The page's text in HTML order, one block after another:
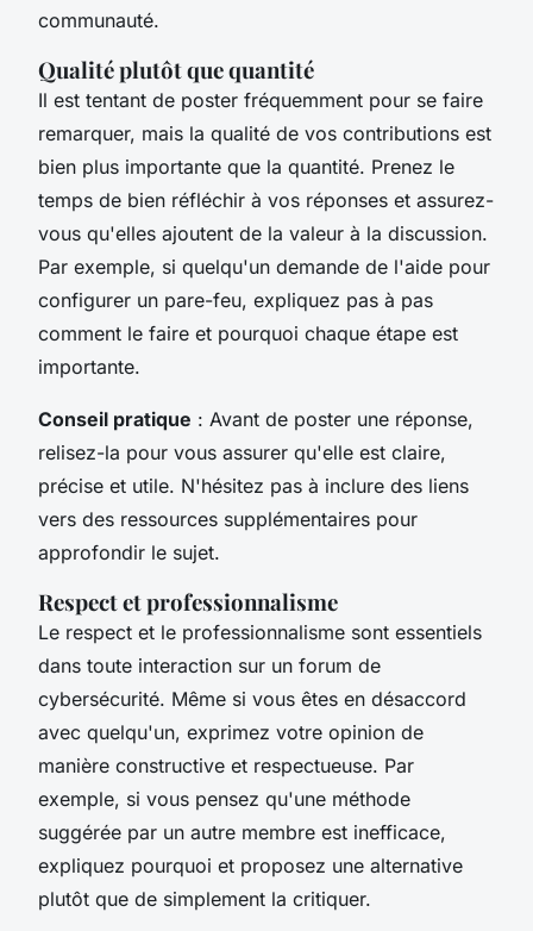
communauté.
Qualité plutôt que quantité
Il est tentant de poster fréquemment pour se faire
remarquer, mais la qualité de vos contributions est
bien plus importante que la quantité. Prenez le
temps de bien réfléchir à vos réponses et assurez-
vous qu'elles ajoutent de la valeur à la discussion.
Par exemple, si quelqu'un demande de l'aide pour
configurer un pare-feu, expliquez pas à pas
comment le faire et pourquoi chaque étape est
importante.
Conseil pratique : Avant de poster une réponse,
relisez-la pour vous assurer qu'elle est claire,
précise et utile. N'hésitez pas à inclure des liens
vers des ressources supplémentaires pour
approfondir le sujet.
Respect et professionnalisme
Le respect et le professionnalisme sont essentiels
dans toute interaction sur un forum de
cybersécurité. Même si vous êtes en désaccord
avec quelqu'un, exprimez votre opinion de
manière constructive et respectueuse. Par
exemple, si vous pensez qu'une méthode
suggérée par un autre membre est inefficace,
expliquez pourquoi et proposez une alternative
plutôt que de simplement la critiquer.